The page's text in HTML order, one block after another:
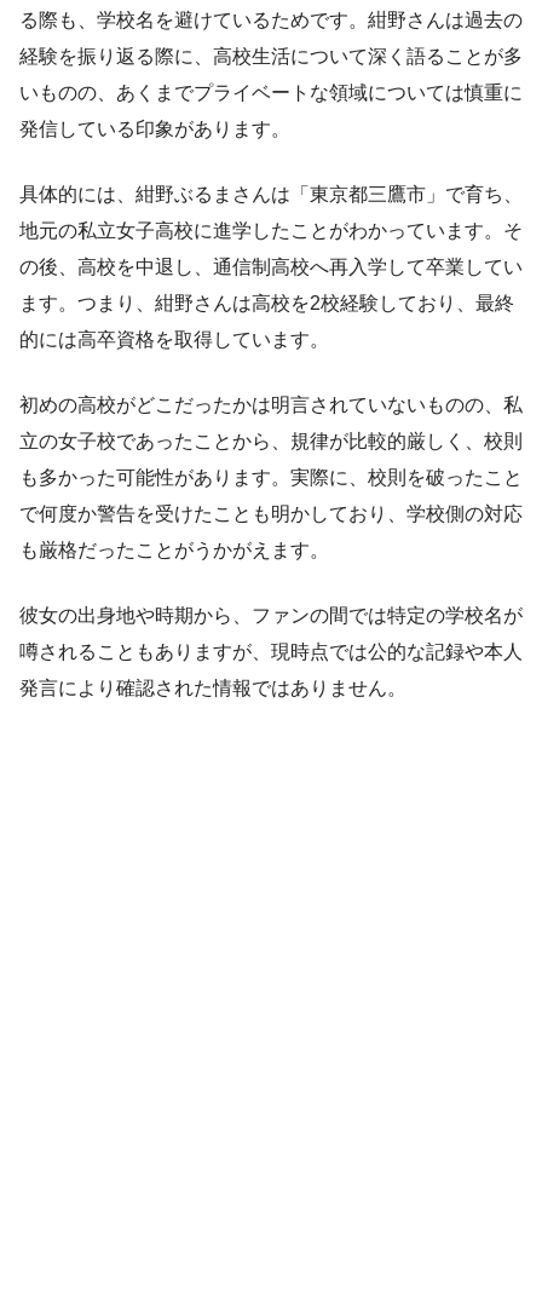
る際も、学校名を避けているためです。紺野さんは過去の
経験を振り返る際に、高校生活について深く語ることが多
いものの、あくまでプライベートな領域については慎重に
発信している印象があります。
具体的には、紺野ぶるまさんは「東京都三鷹市」で育ち、
地元の私立女子高校に進学したことがわかっています。そ
の後、高校を中退し、通信制高校へ再入学して卒業してい
ます。つまり、紺野さんは高校を2校経験しており、最終
的には高卒資格を取得しています。
初めの高校がどこだったかは明言されていないものの、私
立の女子校であったことから、規律が比較的厳しく、校則
も多かった可能性があります。実際に、校則を破ったこと
で何度か警告を受けたことも明かしており、学校側の対応
も厳格だったことがうかがえます。
彼女の出身地や時期から、ファンの間では特定の学校名が
噂されることもありますが、現時点では公的な記録や本人
発言により確認された情報ではありません。